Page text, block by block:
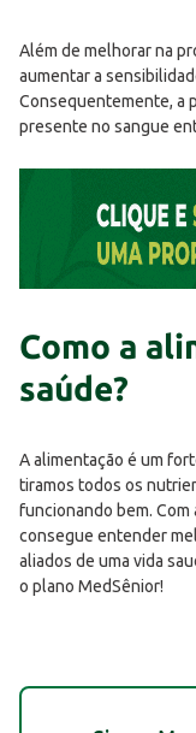
Além de melhorar na
aumentar a
Consequentemente, a
presente no sangue
Como a
saúde?
A alimentação é um
tiramos todos os
funcionando bem. Com
consegue entender
aliados de uma vida
o plano MedSênior!